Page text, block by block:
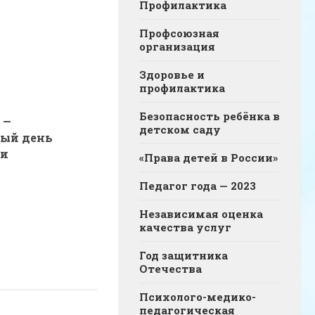
—
день
Профилактика
Профсоюзная
организация
Здоровье и
профилактика
Безопасность ребёнка в
детском саду
«Права детей в России»
Педагог года — 2023
Независимая оценка
качества услуг
Год защитника
Отечества
Психолого-медико-
педагогическая